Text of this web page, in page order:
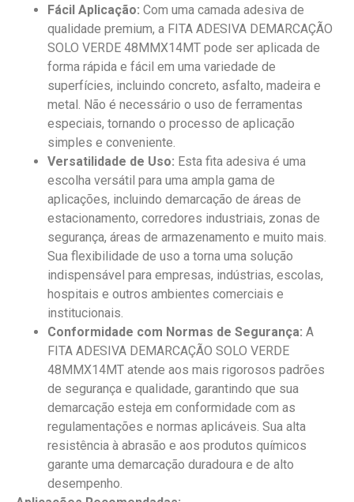
Fácil Aplicação: Com uma camada adesiva de
qualidade premium, a FITA ADESIVA DEMARCAÇÃO
SOLO VERDE 48MMX14MT pode ser aplicada de
forma rápida e fácil em uma variedade de
superfícies, incluindo concreto, asfalto, madeira e
metal. Não é necessário o uso de ferramentas
especiais, tornando o processo de aplicação
simples e conveniente.
Versatilidade de Uso: Esta fita adesiva é uma
escolha versátil para uma ampla gama de
aplicações, incluindo demarcação de áreas de
estacionamento, corredores industriais, zonas de
segurança, áreas de armazenamento e muito mais.
Sua flexibilidade de uso a torna uma solução
indispensável para empresas, indústrias, escolas,
hospitais e outros ambientes comerciais e
institucionais.
Conformidade com Normas de Segurança: A
FITA ADESIVA DEMARCAÇÃO SOLO VERDE
48MMX14MT atende aos mais rigorosos padrões
de segurança e qualidade, garantindo que sua
demarcação esteja em conformidade com as
regulamentações e normas aplicáveis. Sua alta
resistência à abrasão e aos produtos químicos
garante uma demarcação duradoura e de alto
desempenho.